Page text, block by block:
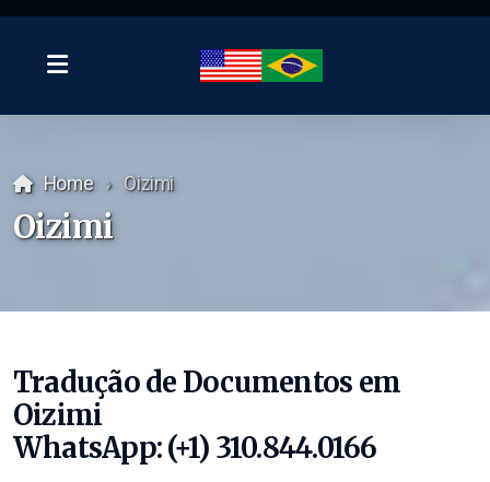
Home Oizimi
Oizimi
Tradução de Documentos em
Oizimi
WhatsApp: (+1) 310.844.0166